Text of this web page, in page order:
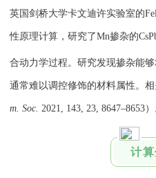
英国剑桥大学卡文迪许实验室的
性原理计算，研究了Mn掺杂的
合动力学过程。研究发现掺杂能
通常难以调控修饰的材料属性。
m. Soc. 2021, 143, 23, 8647–8653）
计